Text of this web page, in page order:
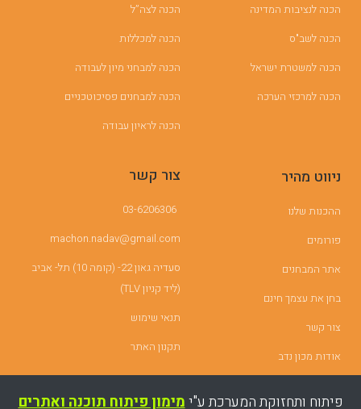
הכנה לנציבות המדינה
הכנה לשב"ס
הכנה למשטרת ישראל
הכנה למרכזי הערכה
הכנה לצה”ל
הכנה למכללות
הכנה למבחני מיון לעבודה
הכנה למבחנים פסיכוטכניים
הכנה לראיון עבודה
ניווט מהיר
ההכנות שלנו
פורומים
אתר המבחנים
בחן את עצמך חינם
צור קשר
אודות מכון נדב
צור קשר
03-6206306
machon.nadav@gmail.com
סעדיה גאון 22- (קומה 10) תל- אביב
(ליד קניון TLV)
תנאי שימוש
תקנון האתר
פיתוח ותחזוקת המערכת ע"ימימון פיתוח תוכנה ואתרים